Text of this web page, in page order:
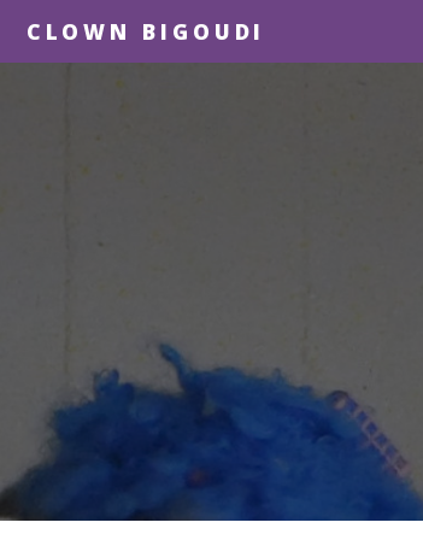
CLOWN BIGOUDI